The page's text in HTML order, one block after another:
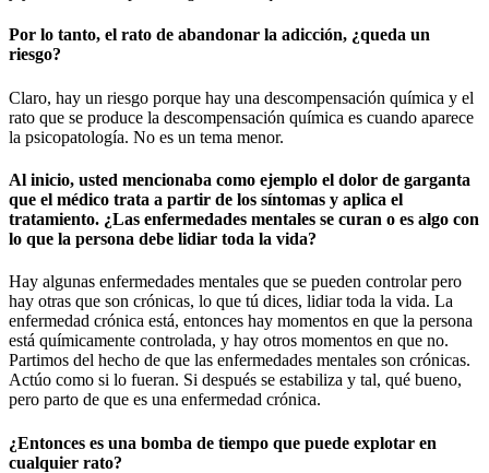
Por lo tanto, el rato de abandonar la adicción, ¿queda un
riesgo?
Claro, hay un riesgo porque hay una descompensación química y el
rato que se produce la descompensación química es cuando aparece
la psicopatología. No es un tema menor.
Al inicio, usted mencionaba como ejemplo el dolor de garganta
que el médico trata a partir de los síntomas y aplica el
tratamiento. ¿Las enfermedades mentales se curan o es algo con
lo que la persona debe lidiar toda la vida?
Hay algunas enfermedades mentales que se pueden controlar pero
hay otras que son crónicas, lo que tú dices, lidiar toda la vida. La
enfermedad crónica está, entonces hay momentos en que la persona
está químicamente controlada, y hay otros momentos en que no.
Partimos del hecho de que las enfermedades mentales son crónicas.
Actúo como si lo fueran. Si después se estabiliza y tal, qué bueno,
pero parto de que es una enfermedad crónica.
¿Entonces es una bomba de tiempo que puede explotar en
cualquier rato?